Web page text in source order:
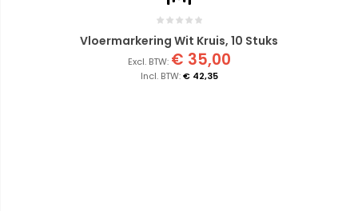
Vloermarkering Wit Kruis, 10 Stuks
€ 42,35
€ 35,00